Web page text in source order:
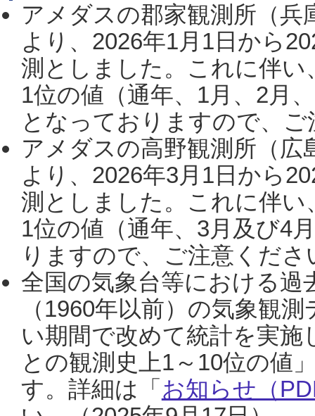
アメダスの郡家観測所（
より、2026年1月1日から
測としました。これに伴い
1位の値（通年、1月、2月
となっておりますので、
アメダスの高野観測所（
より、2026年3月1日から
測としました。これに伴い
1位の値（通年、3月及び4
りますので、ご注意くだ
全国の気象台等における過
（1960年以前）の気象観
い期間で改めて統計を実
との観測史上1～10位の値
す。詳細は「 お知らせ（